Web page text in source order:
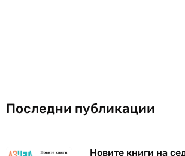
Последни публикации
Новите книги на